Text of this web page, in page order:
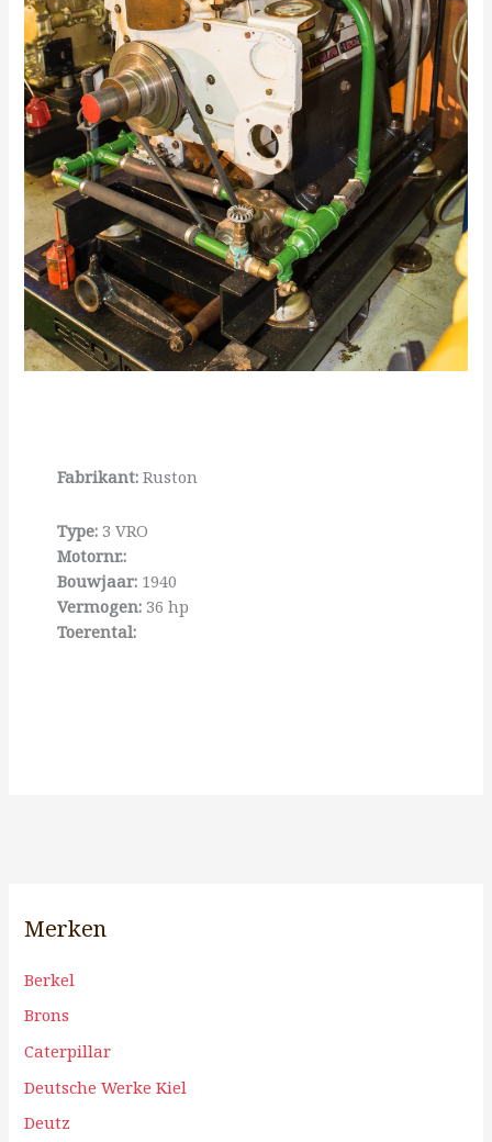
Merken
Berkel
Brons
Caterpillar
Deutsche Werke Kiel
Deutz
Fabrikant:Ruston
Type: 3 VRO
Motornr.:
Bouwjaar: 1940
Vermogen: 36 hp
Toerental: